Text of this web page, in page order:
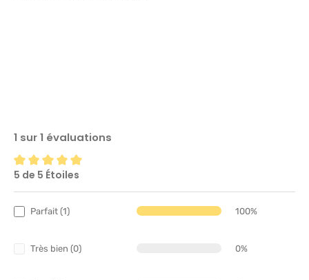
1 sur 1 évaluations
Note moyenne de 5 sur 5 étoiles
5 de 5 Étoiles
Parfait (1) 100%
Très bien (0) 0%